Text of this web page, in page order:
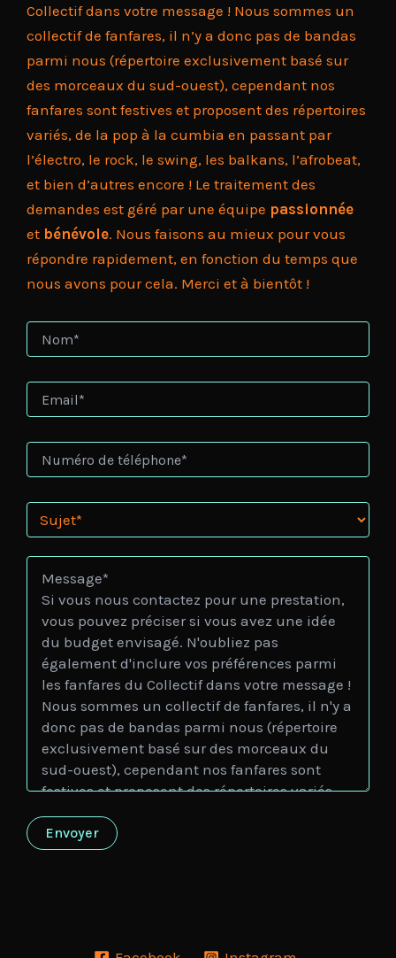
Collectif dans votre message ! Nous sommes un
collectif de fanfares, il n’y a donc pas de bandas
parmi nous (répertoire exclusivement basé sur
des morceaux du sud-ouest), cependant nos
fanfares sont festives et proposent des répertoires
variés, de la pop à la cumbia en passant par
l’électro, le rock, le swing, les balkans, l’afrobeat,
et bien d’autres encore ! Le traitement des
demandes est géré par une équipe passionnée
et bénévole. Nous faisons au mieux pour vous
répondre rapidement, en fonction du temps que
nous avons pour cela. Merci et à bientôt !